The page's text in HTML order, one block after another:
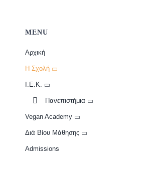
MENU
Αρχική
Η Σχολή
Ι.Ε.Κ.
Πανεπιστήμια
Vegan Academy
Διά Βίου Μάθησης
Admissions